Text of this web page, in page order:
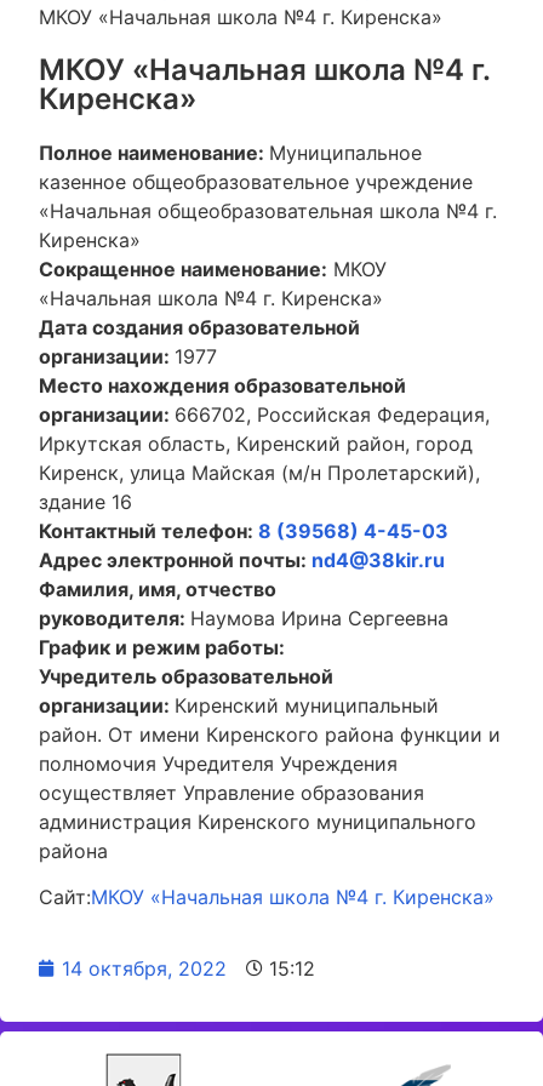
МКОУ «Начальная школа №4 г. Киренска»
МКОУ «Начальная школа №4 г.
Киренска»
Полное наименование: Муниципальное
казенное общеобразовательное учреждение
«Начальная общеобразовательная школа №4 г.
Киренска»
Сокращенное наименование: МКОУ
«Начальная школа №4 г. Киренска»
Дата создания образовательной
организации: 1977
Место нахождения образовательной
организации: 666702, Российская Федерация,
Иркутская область, Киренский район, город
Киренск, улица Майская (м/н Пролетарский),
здание 16
Контактный телефон: 8 (39568) 4-45-03
Адрес электронной почты: nd4@38kir.ru
Фамилия, имя, отчество
руководителя: Наумова Ирина Сергеевна
График и режим работы:
Учредитель образовательной
организации: Киренский муниципальный
район. От имени Киренского района функции и
полномочия Учредителя Учреждения
осуществляет Управление образования
администрация Киренского муниципального
района
Сайт:МКОУ «Начальная школа №4 г. Киренска»
14 октября, 2022 15:12